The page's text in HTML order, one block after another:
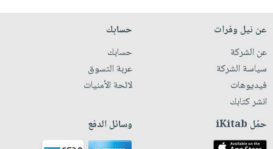
عن نيل وفرات
عن الشركة
سياسة الشركة
فيديوهات
انشر كتابك
حسابك
حسابك
عربة التسوق
لائحة الأمنيات
حمّل iKitab وسائل الدفع